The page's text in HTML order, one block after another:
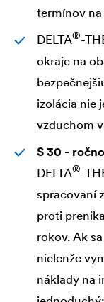
termínov
DELTA®-
okraje na
izolácia nie
vzduchom
S 30 -
DELTA®-
spracovaní
proti
rokov. Ak
nielenže
náklady na